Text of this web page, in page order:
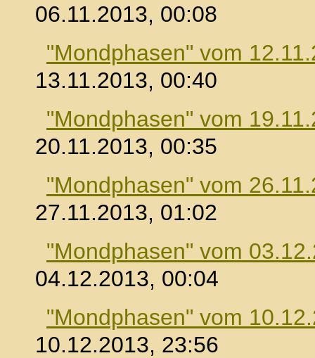
06.11.2013, 00:08
"Mondphasen" vom
13.11.2013, 00:40
"Mondphasen" vom
20.11.2013, 00:35
"Mondphasen" vom
27.11.2013, 01:02
"Mondphasen" vom
04.12.2013, 00:04
"Mondphasen" vom
10.12.2013, 23:56